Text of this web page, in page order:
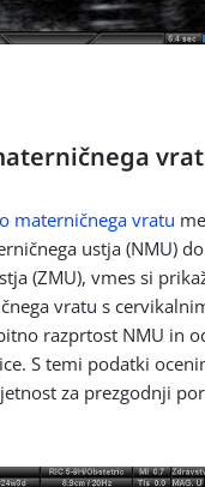
materničnega vratu
ustja (NMU)
(ZMU), vmes si
vratu s
razprtost NMU in
S temi podatki
za prezgodnji